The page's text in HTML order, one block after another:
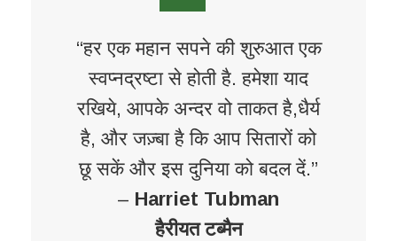
“हर एक महान सपने की शुरुआत एक
स्वप्नद्रष्टा से होती है. हमेशा याद
रखिये, आपके अन्दर वो ताकत है,धैर्य
है, और जज़्बा है कि आप सितारों को
छू सकें और इस दुनिया को बदल दें.”
– Harriet Tubman
हैरीयत टब्मैन